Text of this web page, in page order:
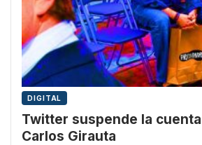
DIGITAL
Twitter suspende la
Carlos Girauta